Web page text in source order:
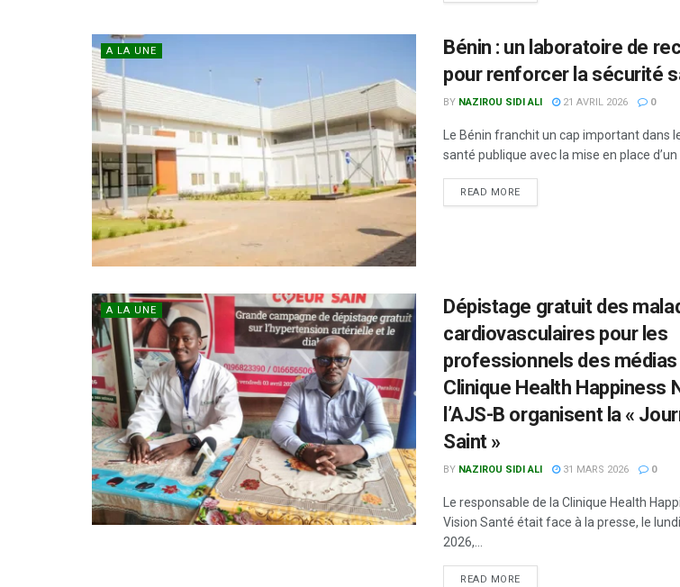
A LA UNE
Bénin : un laboratoire de
pour renforcer la sécurité
BY NAZIROU SIDI ALI 21 AVRIL 2026 0
Le Bénin franchit un cap important dans
santé publique avec la mise en place
READ MORE
A LA UNE
Dépistage gratuit des
cardiovasculaires pour les
professionnels des médias
Clinique Health Happiness
l’AJS-B organisent la «
Saint »
BY NAZIROU SIDI ALI 31 MARS 2026 0
Le responsable de la Clinique Health
Vision Santé était face à la presse, le
2026,...
READ MORE